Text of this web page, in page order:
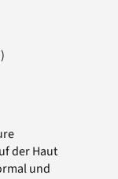
der Haut
und